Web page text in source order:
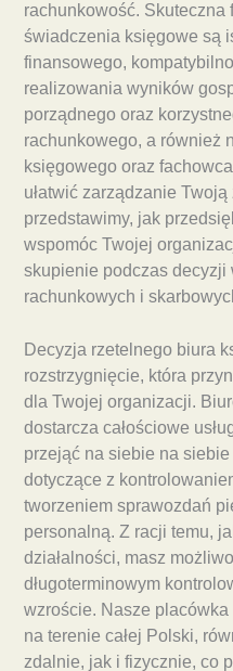
rachunkowość. Skuteczna
świadczenia księgowe są
finansowego,
realizowania wyników
porządnego oraz
rachunkowego, a również
księgowego oraz
ułatwić zarządzanie
przedstawimy, jak
wspomóc Twojej
skupienie podczas decyzji
rachunkowych i
Decyzja rzetelnego biura
rozstrzygnięcie, która
dla Twojej organizacji.
dostarcza całościowe
przejąć na siebie na
dotyczące z
tworzeniem sprawozdań
personalną. Z racji temu,
działalności, masz
długoterminowym
wzroście. Nasze
na terenie całej Polski,
zdalnie, jak i fizycznie, co